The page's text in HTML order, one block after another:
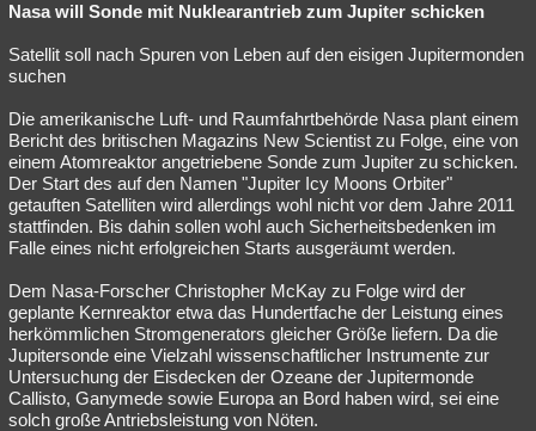
Nasa will Sonde mit Nuklearantrieb zum Jupiter schicken
Satellit soll nach Spuren von Leben auf den eisigen Jupitermonden
suchen
Die amerikanische Luft- und Raumfahrtbehörde Nasa plant einem
Bericht des britischen Magazins New Scientist zu Folge, eine von
einem Atomreaktor angetriebene Sonde zum Jupiter zu schicken.
Der Start des auf den Namen "Jupiter Icy Moons Orbiter"
getauften Satelliten wird allerdings wohl nicht vor dem Jahre 2011
stattfinden. Bis dahin sollen wohl auch Sicherheitsbedenken im
Falle eines nicht erfolgreichen Starts ausgeräumt werden.
Dem Nasa-Forscher Christopher McKay zu Folge wird der
geplante Kernreaktor etwa das Hundertfache der Leistung eines
herkömmlichen Stromgenerators gleicher Größe liefern. Da die
Jupitersonde eine Vielzahl wissenschaftlicher Instrumente zur
Untersuchung der Eisdecken der Ozeane der Jupitermonde
Callisto, Ganymede sowie Europa an Bord haben wird, sei eine
solch große Antriebsleistung von Nöten.